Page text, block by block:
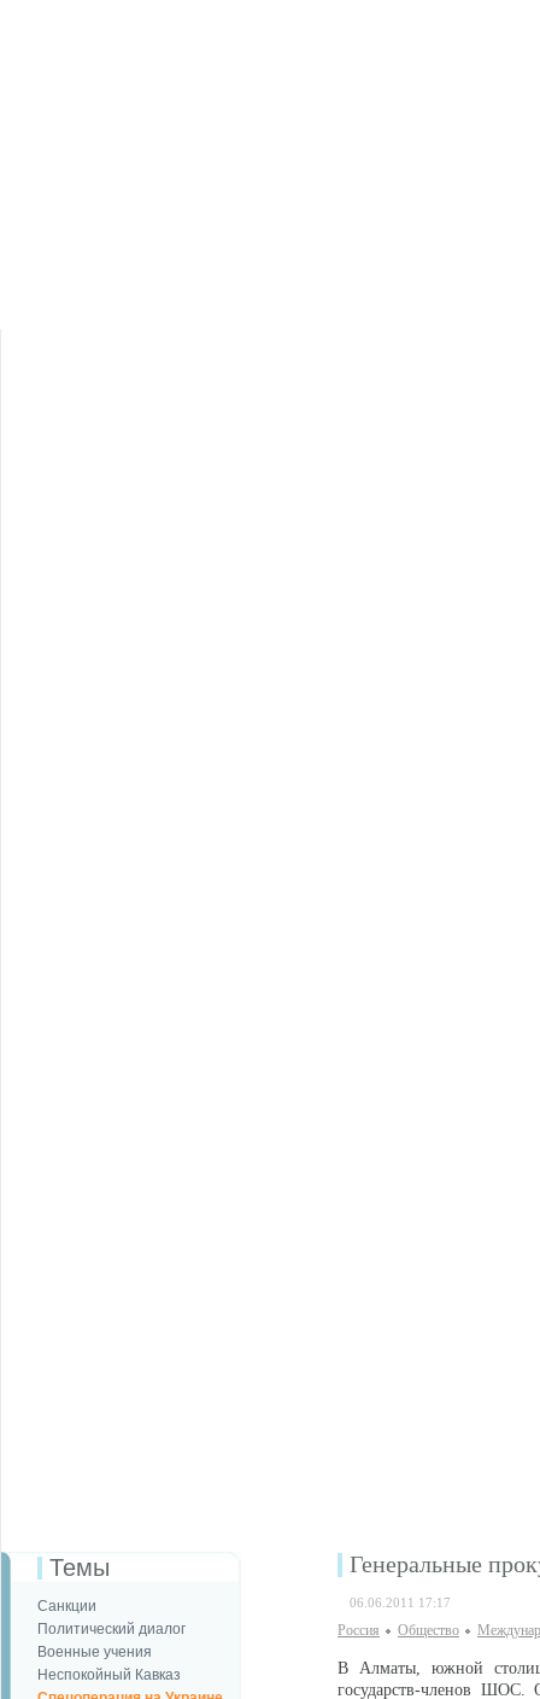
Темы
Санкции
Политический диалог
Военные учения
Неспокойный Кавказ
Генеральные
06.06.2011 17:17
Россия Общество
В Алматы, южной столице
государств-членов ШОС.